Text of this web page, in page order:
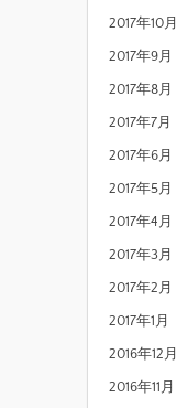
2017年10月
2017年9月
2017年8月
2017年7月
2017年6月
2017年5月
2017年4月
2017年3月
2017年2月
2017年1月
2016年12月
2016年11月